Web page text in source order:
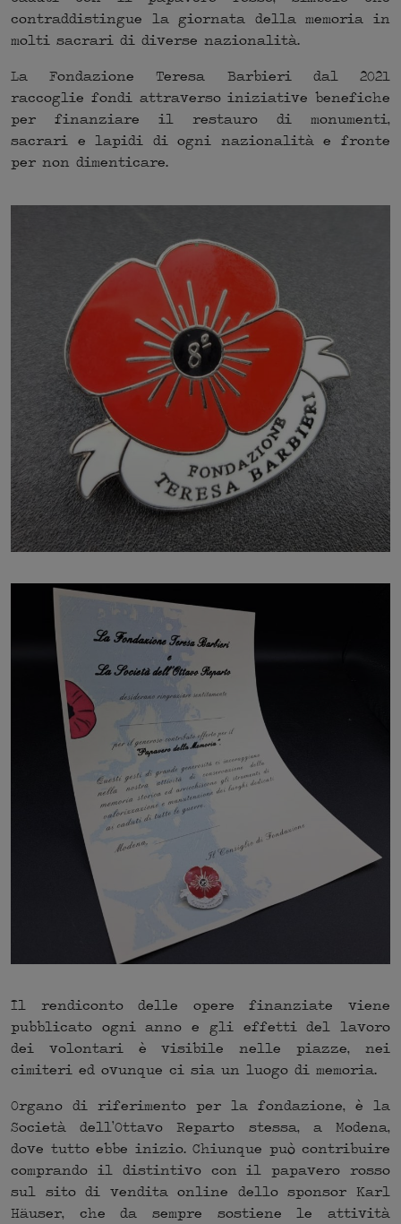
contraddistingue la giornata della memoria in
molti sacrari di diverse nazionalità.
La Fondazione Teresa Barbieri dal 2021
raccoglie fondi attraverso iniziative benefiche
per finanziare il restauro di monumenti,
sacrari e lapidi di ogni nazionalità e fronte
per non dimenticare.
Il rendiconto delle opere finanziate viene
pubblicato ogni anno e gli effetti del lavoro
dei volontari è visibile nelle piazze, nei
cimiteri ed ovunque ci sia un luogo di memoria.
Organo di riferimento per la fondazione, è la
Società dell’Ottavo Reparto stessa, a Modena,
dove tutto ebbe inizio. Chiunque può contribuire
comprando il distintivo con il papavero rosso
sul sito di vendita online dello sponsor Karl
Häuser, che da sempre sostiene le attività